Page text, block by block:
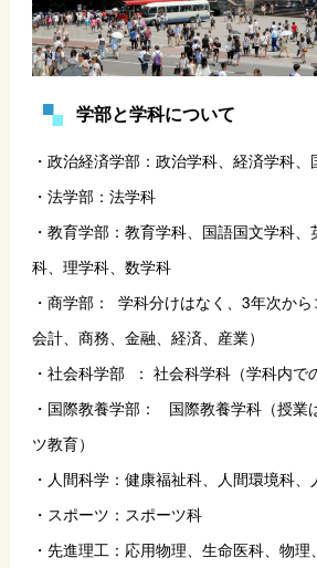
学部と学科について
・政治経済学部：政治学科、経済学科
・法学部：法学科
・教育学部：教育学科、国語国文学科
科、理学科、数学科
・商学部：  学科分けはなく、3年次から
会計、商務、金融、経済、産業）
・社会科学部  ： 社会科学科（学科内
・国際教養学部：   国際教養学科（授
ツ教育）
・人間科学：健康福祉科、人間環境科、
・スポーツ：スポーツ科
・先進理工：応用物理、生命医科、物理